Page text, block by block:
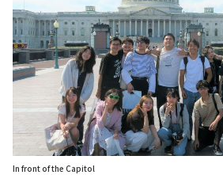
In front of the Capitol